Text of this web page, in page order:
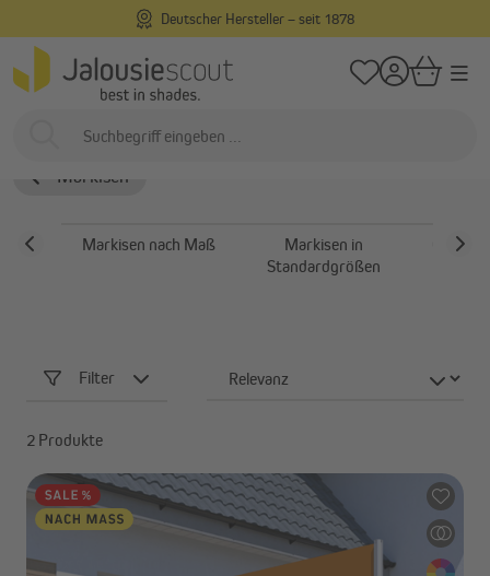
Deutscher Hersteller – seit 1878
Startseite
Seitenmarkisen
Markisen
Markisen nach Maß
Markisen in
Standardgrößen
Filter
2 Produkte